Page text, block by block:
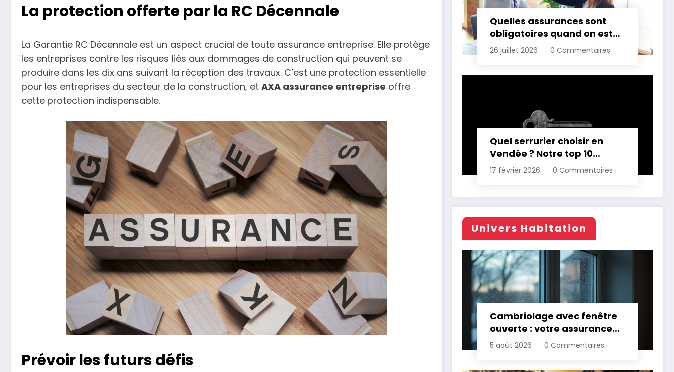
La protection offerte par la RC Décennale
La Garantie RC Décennale est un aspect crucial de toute assurance entreprise. Elle protège
les entreprises contre les risques liés aux dommages de construction qui peuvent se
produire dans les dix ans suivant la réception des travaux. C’est une protection essentielle
pour les entreprises du secteur de la construction, et AXA assurance entreprise offre
cette protection indispensable.
Prévoir les futurs défis
Quelles assurances sont
obligatoires quand on est
professionnel ?
26 juillet 2026 0 Commentaires
Quel serrurier choisir en
Vendée ? Notre top 10
comparatif
17 février 2026 0 Commentaires
Univers Habitation
Cambriolage avec fenêtre
ouverte : votre assurance
paie-t-elle ?
5 août 2026 0 Commentaires